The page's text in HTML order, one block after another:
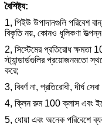
বৈশিষ্ট্য:
1, পিইউ উপাদানগুলি পরিবেশ
বিকৃতি নয়, কোনও ধূলিকণা
2, সিস্টেমের প্রতিরোধ
স্ট্যান্ডার্ডগুলির প্রয়োজনমতো
করে;
3, বিবর্ণ না, প্রতিরোধী, দীর্ঘ
4, ক্লিন রুম 100 ক্লাস এবং
5, ধোয়া এবং অনেক পরিবেশে